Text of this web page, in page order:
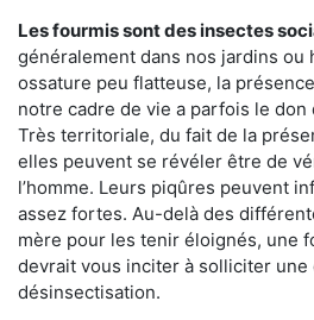
Les fourmis sont des insectes
généralement dans nos jardins ou
ossature peu flatteuse, la
notre cadre de vie a parfois le don
Très territoriale, du fait de la
elles peuvent se révéler être de
l’homme. Leurs piqûres peuvent
assez fortes. Au-delà des
mère pour les tenir éloignés, une
devrait vous inciter à solliciter une
désinsectisation.